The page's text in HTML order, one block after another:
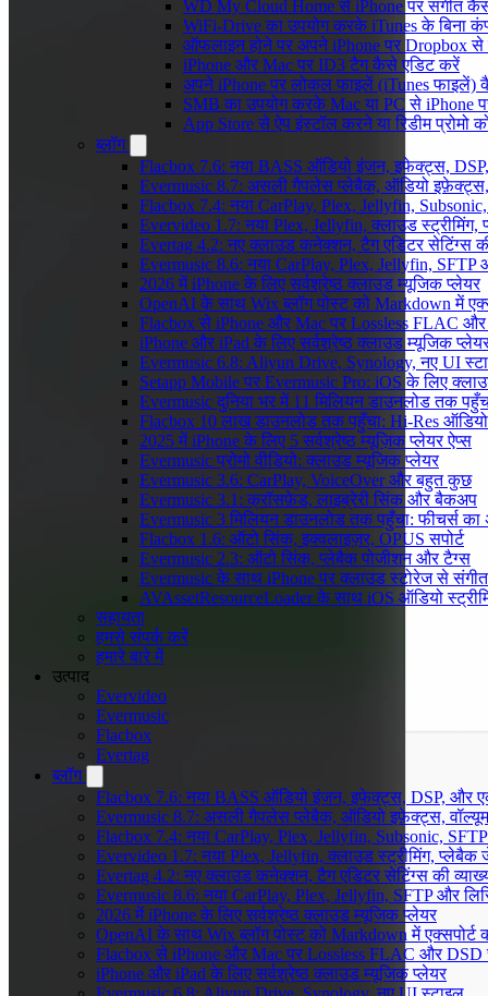
WD My Cloud Home से iPhone पर संगीत
WiFi-Drive का उपयोग करके iTunes के बिना
ऑफलाइन होने पर अपने iPhone पर Dropbox से
iPhone और Mac पर ID3 टैग कैसे एडिट करें
अपने iPhone पर लोकल फाइलें (iTunes फाइलें)
SMB का उपयोग करके Mac या PC से iPhone
App Store से ऐप इंस्टॉल करने या रिडीम प्रोमो
ब्लॉग
Flacbox 7.6: नया BASS ऑडियो इंजन, इफेक्ट्स,
Evermusic 8.7: असली गैपलेस प्लेबैक, ऑडियो इफ़ेक्ट्स,
Flacbox 7.4: नया CarPlay, Plex, Jellyfin,
Evervideo 1.7: नया Plex, Jellyfin, क्लाउड
Evertag 4.2: नए क्लाउड कनेक्शन, टैग एडिटर सेटिंग्स की
Evermusic 8.6: नया CarPlay, Plex, Jellyfin, SFTP
2026 में iPhone के लिए सर्वश्रेष्ठ क्लाउड म्यूजिक प्लेयर
OpenAI के साथ Wix ब्लॉग पोस्ट को Markdown में
Flacbox से iPhone और Mac पर Lossless FLAC
iPhone और iPad के लिए सर्वश्रेष्ठ क्लाउड म्यूजिक
Evermusic 6.8: Aliyun Drive, Synology, नए UI
Setapp Mobile पर Evermusic Pro: iOS के लिए
Evermusic दुनिया भर में 11 मिलियन डाउनलोड तक
Flacbox 10 लाख डाउनलोड तक पहुँचा: Hi-Res ऑडियो
2025 में iPhone के लिए 5 सर्वश्रेष्ठ म्यूज़िक प्लेयर ऐप्स
Evermusic प्रोमो वीडियो: क्लाउड म्यूजिक प्लेयर
Evermusic 3.6: CarPlay, VoiceOver और बहुत कुछ
Evermusic 3.1: क्रॉसफ़ेड, लाइब्रेरी सिंक और बैकअप
Evermusic 3 मिलियन डाउनलोड तक पहुँचा: फीचर्स
Flacbox 1.6: ऑटो सिंक, इक्वलाइज़र, OPUS सपोर्ट
Evermusic 2.3: ऑटो सिंक, प्लेबैक पोजीशन और टैग्स
Evermusic के साथ iPhone पर क्लाउड स्टोरेज से
AVAssetResourceLoader के साथ iOS ऑडियो
सहायता
हमसे संपर्क करें
हमारे बारे में
उत्पाद
Evervideo
Evermusic
Flacbox
Evertag
ब्लॉग
Flacbox 7.6: नया BASS ऑडियो इंजन, इफेक्ट्स, DSP, और
Evermusic 8.7: असली गैपलेस प्लेबैक, ऑडियो इफ़ेक्ट्स, वॉल्यूम
Flacbox 7.4: नया CarPlay, Plex, Jellyfin, Subsonic,
Evervideo 1.7: नया Plex, Jellyfin, क्लाउड स्ट्रीमिंग, प्लेबैक
Evertag 4.2: नए क्लाउड कनेक्शन, टैग एडिटर सेटिंग्स की
Evermusic 8.6: नया CarPlay, Plex, Jellyfin, SFTP और
2026 में iPhone के लिए सर्वश्रेष्ठ क्लाउड म्यूजिक प्लेयर
OpenAI के साथ Wix ब्लॉग पोस्ट को Markdown में एक्सपोर्ट
Flacbox से iPhone और Mac पर Lossless FLAC और DSD
iPhone और iPad के लिए सर्वश्रेष्ठ क्लाउड म्यूजिक प्लेयर